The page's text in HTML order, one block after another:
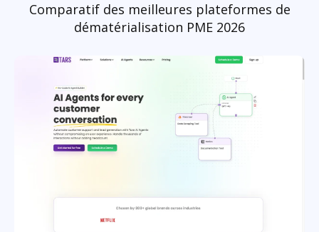
Comparatif des meilleures plateformes de
dématérialisation PME 2026